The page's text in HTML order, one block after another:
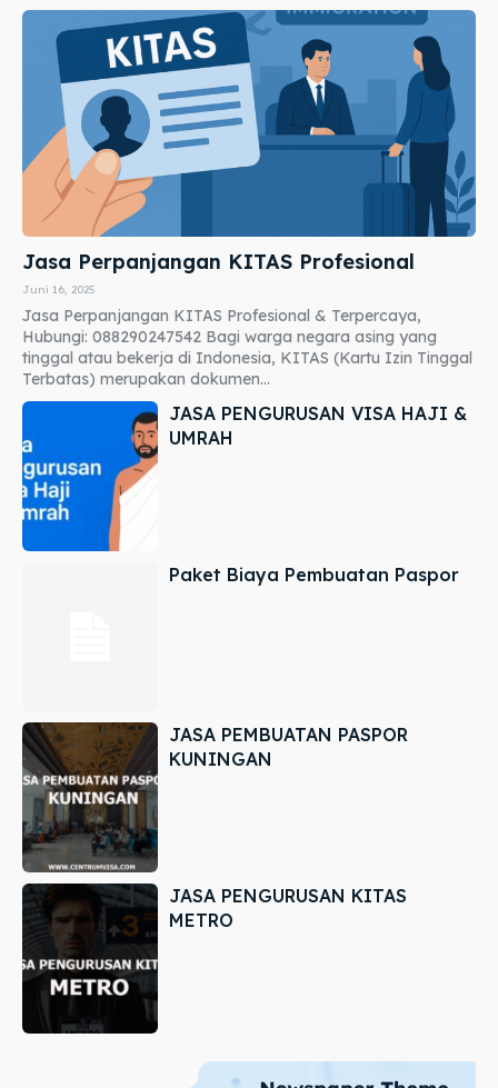
Jasa Perpanjangan KITAS Profesional
Juni 16, 2025
Jasa Perpanjangan KITAS Profesional & Terpercaya,
Hubungi: 088290247542 Bagi warga negara asing yang
tinggal atau bekerja di Indonesia, KITAS (Kartu Izin Tinggal
Terbatas) merupakan dokumen...
JASA PENGURUSAN VISA HAJI &
UMRAH
Paket Biaya Pembuatan Paspor
JASA PEMBUATAN PASPOR
KUNINGAN
JASA PENGURUSAN KITAS
METRO